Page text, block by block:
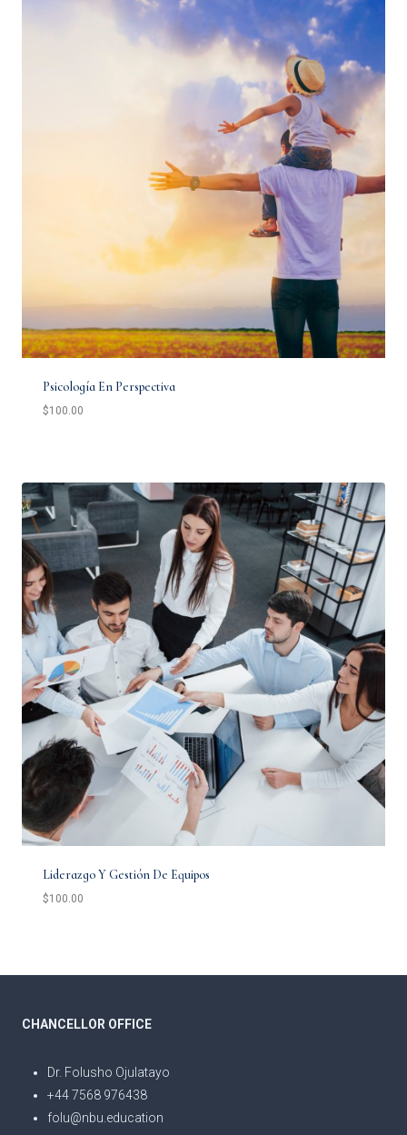
Psicología En Perspectiva
$100.00
Liderazgo Y Gestión De Equipos
$100.00
CHANCELLOR OFFICE
Dr. Folusho Ojulatayo
+44 7568 976438
folu@nbu.education